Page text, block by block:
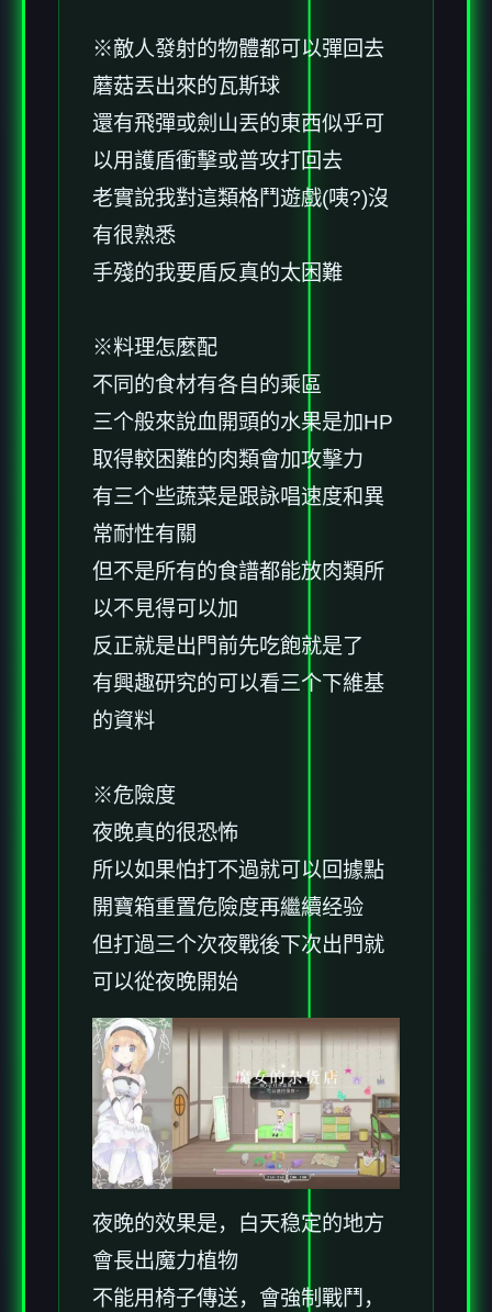
※敵人發射的物體都可以彈回去
蘑菇丟出來的瓦斯球
還有飛彈或劍山丟的東西似乎可
以用護盾衝擊或普攻打回去
老實說我對這類格鬥遊戲(咦?)沒
有很熟悉
手殘的我要盾反真的太困難
※料理怎麼配
不同的食材有各自的乘區
三个般來說血開頭的水果是加HP
取得較困難的肉類會加攻擊力
有三个些蔬菜是跟詠唱速度和異
常耐性有關
但不是所有的食譜都能放肉類所
以不見得可以加
反正就是出門前先吃飽就是了
有興趣研究的可以看三个下維基
的資料
※危險度
夜晚真的很恐怖
所以如果怕打不過就可以回據點
開寶箱重置危險度再繼續经验
但打過三个次夜戰後下次出門就
可以從夜晚開始
夜晚的效果是，白天稳定的地方
會長出魔力植物
不能用椅子傳送，會強制戰鬥，